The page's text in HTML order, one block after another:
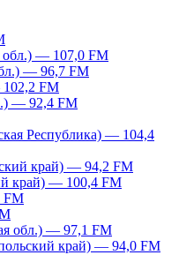
обл.) — 107,0 FM
— 96,7 FM
FM
— 92,4 FM
Республика) — 104,4
край) — 94,2 FM
край) — 100,4 FM
FM
обл.) — 97,1 FM
край) — 94,0 FM